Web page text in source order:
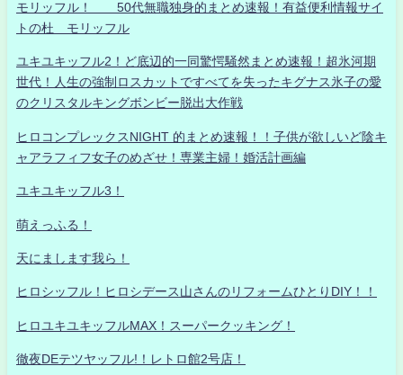
モリッフル！ 50代無職独身的まとめ速報！有益便利情報サイ
トの杜 モリッフル
ユキユキッフル2！ど底辺的一同驚愕騒然まとめ速報！超氷河期
世代！人生の強制ロスカットですべてを失ったキグナス氷子の愛
のクリスタルキングボンビー脱出大作戦
ヒロコンプレックスNIGHT 的まとめ速報！！子供が欲しいど陰キ
ャアラフィフ女子のめざせ！専業主婦！婚活計画編
ユキユキッフル3！
萌えっふる！
天にまします我ら！
ヒロシッフル！ヒロシデース山さんのリフォームひとりDIY！！
ヒロユキユキッフルMAX！スーパークッキング！
徹夜DEテツヤッフル!！レトロ館2号店！